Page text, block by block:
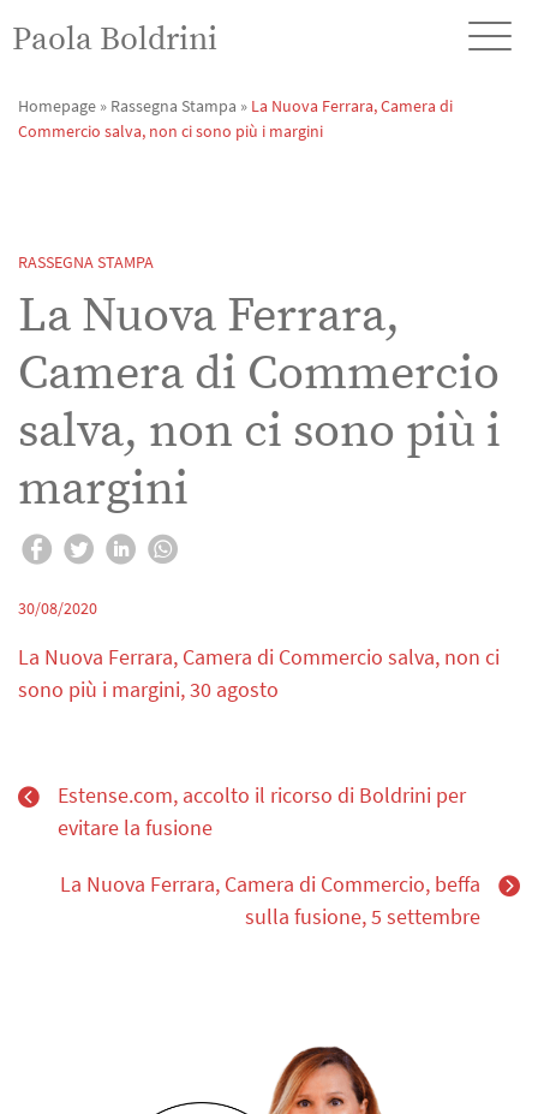
Paola Boldrini
Homepage » Rassegna Stampa » La Nuova Ferrara, Camera di
Commercio salva, non ci sono più i margini
RASSEGNA STAMPA
La Nuova Ferrara,
Camera di Commercio
salva, non ci sono più i
margini
30/08/2020
La Nuova Ferrara, Camera di Commercio salva, non ci
sono più i margini, 30 agosto
Estense.com, accolto il ricorso di Boldrini per
evitare la fusione
La Nuova Ferrara, Camera di Commercio, beffa
sulla fusione, 5 settembre